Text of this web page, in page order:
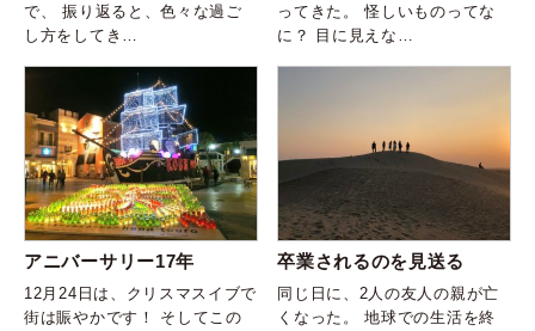
で、 振り返ると、色々な過ご
し方をしてき…
ってきた。 怪しいものってな
に？ 目に見えな…
アニバーサリー17年
12月24日は、クリスマスイブで
街は賑やかです！ そしてこの
卒業されるのを見送る
同じ日に、2人の友人の親が亡
くなった。 地球での生活を終